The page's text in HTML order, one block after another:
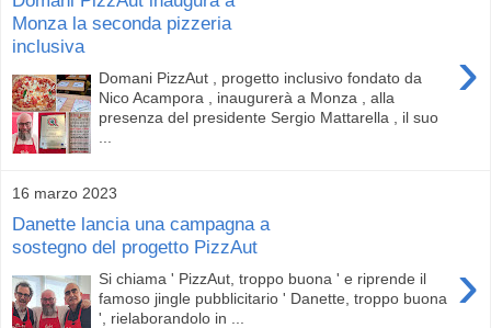
Monza la seconda pizzeria
inclusiva
›
Domani PizzAut , progetto inclusivo fondato da
Nico Acampora , inaugurerà a Monza , alla
presenza del presidente Sergio Mattarella , il suo
16 marzo 2023
Danette lancia una campagna a
sostegno del progetto PizzAut
›
Si chiama ' PizzAut, troppo buona ' e riprende il
famoso jingle pubblicitario ' Danette, troppo buona
', rielaborandolo in ...